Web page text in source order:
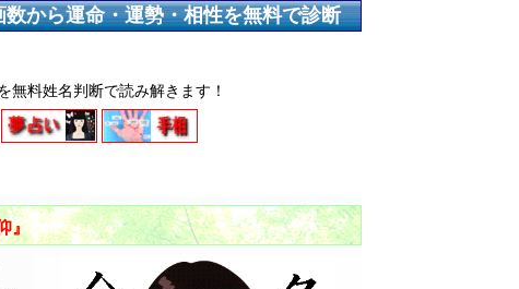
数から運命・運勢・相性を無料で診断
無料姓名判断で読み解きます！
』